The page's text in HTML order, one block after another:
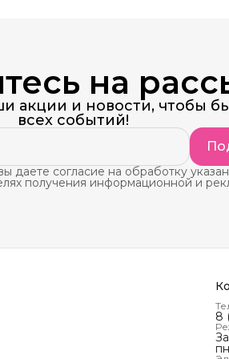
на
акции и новости, чтобы
всех событий!
даете согласие на обработку
получения информационной и
8